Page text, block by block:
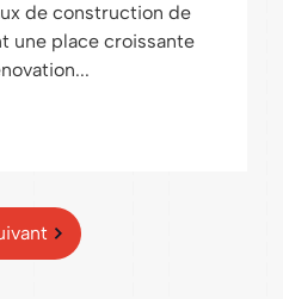
de construction de
une place croissante